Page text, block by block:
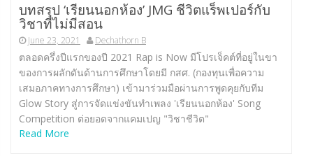
บทสรุป ‘เรียนนอกห้อง’ JMG ชีวิตแร็พเปอร์กับ
วิชาที่ไม่มีสอน
June 23, 2021 Dechathorn B
ตลอดครึ่งปีแรกของปี 2021 Rap is Now มีโปรเจ็คต์ที่อยู่ในขา
ของการผลักดันด้านการศึกษาโดยมี กสศ. (กองทุนเพื่อความ
เสมอภาคทางการศึกษา) เข้ามาร่วมมือผ่านการพูดคุยกับทีม
Glow Story สู่การจัดแข่งขันทำเพลง 'เรียนนอกห้อง' Song
Competition ต่อยอดจากแคมเปญ "วิชาชีวิต"
Read More